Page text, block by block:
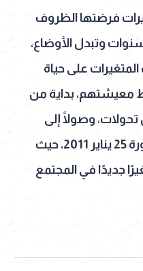
فرضتها الظروف
وتبدل الأوضاع،
على حياة
معيشتهم، بداية من
تحولات، وصولًا إلى
السنوات الأخيرة قبل أحداث ثورة 25 يناير 2011، حيث
جديدًا في المجتمع